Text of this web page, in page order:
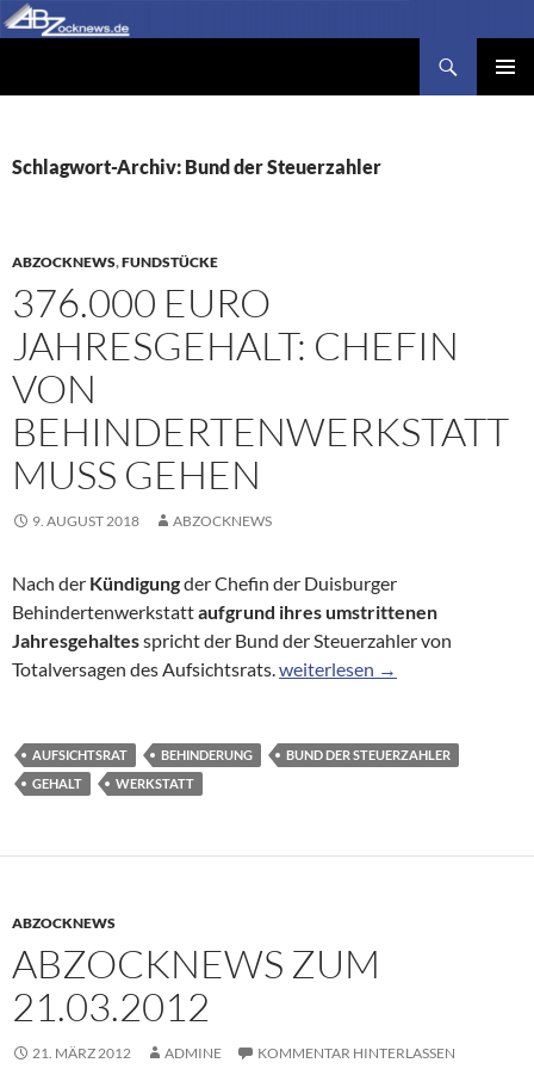
Zum
Inhalt
Schlagwort-Archiv: Bund der Steuerzahler
ABZOCKNEWS,FUNDSTÜCKE
376.000 EURO
JAHRESGEHALT: CHEFIN
VON
BEHINDERTENWERKSTATT
MUSS GEHEN
9. AUGUST 2018 ABZOCKNEWS
Nach der Kündigungder Chefin der Duisburger
Behindertenwerkstattaufgrund ihres umstrittenen
Jahresgehaltesspricht der Bund der Steuerzahler von
Totalversagen des Aufsichtsrats.376.000 Euro Jahresgehalt:
weiterlesen →
AUFSICHTSRAT BEHINDERUNG
BUND DER STEUERZAHLER
GEHALT
WERKSTATT
ABZOCKNEWS
ABZOCKNEWS ZUM
21.03.2012
21. MÄRZ 2012 ADMINE KOMMENTAR HINTERLASSEN